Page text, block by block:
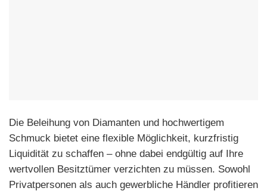
Die Beleihung von Diamanten und hochwertigem
Schmuck bietet eine flexible Möglichkeit, kurzfristig
Liquidität zu schaffen – ohne dabei endgültig auf Ihre
wertvollen Besitztümer verzichten zu müssen. Sowohl
Privatpersonen als auch gewerbliche Händler profitieren